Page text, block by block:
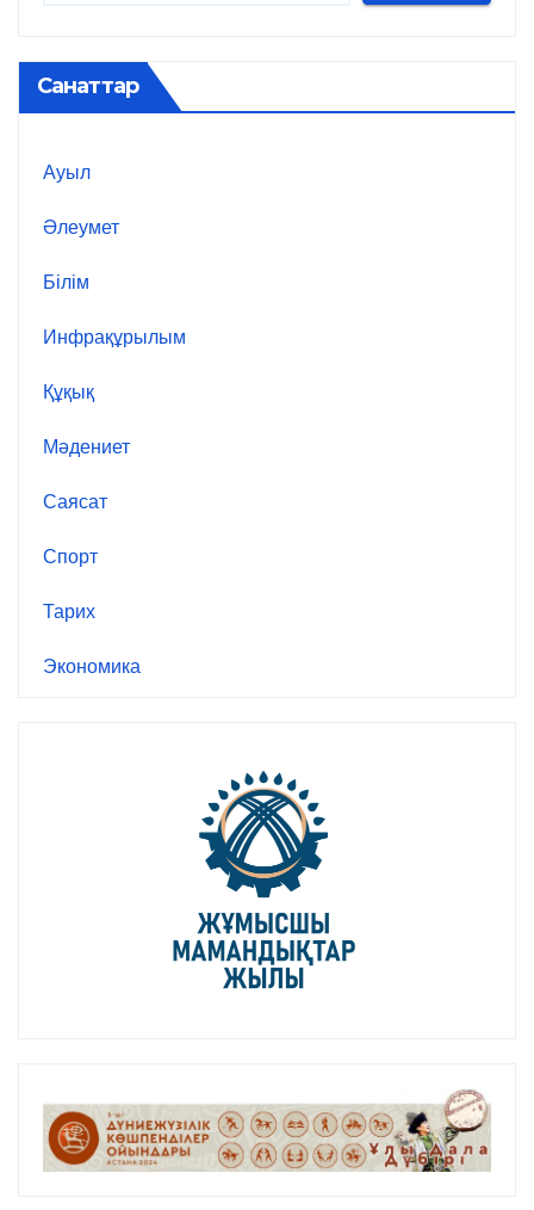
Санаттар
Ауыл
Әлеумет
Білім
Инфрақұрылым
Құқық
Мәдениет
Саясат
Спорт
Тарих
Экономика